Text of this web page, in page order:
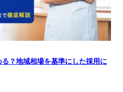
？地域相場を基準にした採用に